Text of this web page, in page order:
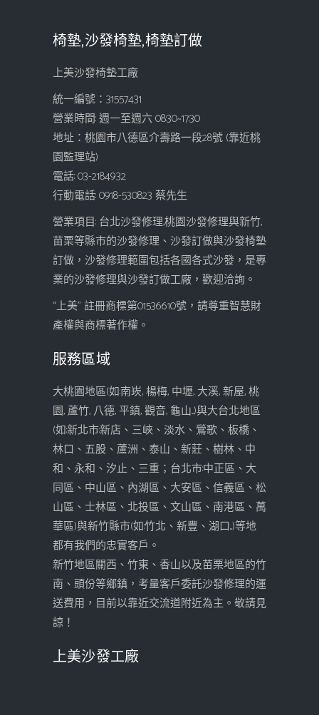
椅墊,沙發椅墊,椅墊訂做
上美沙發椅墊工廠
統一編號：31557431
營業時間: 週一至週六 08:30~17:30
地址：桃園市八德區介壽路一段28號 (靠近桃
園監理站)
電話: 03-2184932
行動電話: 0918-530823 蔡先生
營業項目: 台北沙發修理,桃園沙發修理與新竹,
苗栗等縣市的沙發修理、沙發訂做與沙發椅墊
訂做，沙發修理範圍包括各國各式沙發，是專
業的沙發修理與沙發訂做工廠，歡迎洽詢。
“上美” 註冊商標第01536610號，請尊重智慧財
產權與商標著作權。
服務區域
大桃園地區(如:南崁, 楊梅, 中壢, 大溪, 新屋, 桃
園, 蘆竹, 八德, 平鎮, 觀音, 龜山...)與大台北地區
(如:新北市:新店、三峽、淡水、鶯歌、板橋、
林口、五股、蘆洲、泰山、新莊、樹林、中
和、永和、汐止、三重；台北市:中正區、大
同區、中山區、內湖區、大安區、信義區、松
山區、士林區、北投區、文山區、南港區、萬
華區)與新竹縣市(如:竹北、新豐、湖口...)等地
都有我們的忠實客戶。
新竹地區關西、竹東、香山以及苗栗地區的竹
南、頭份等鄉鎮，考量客戶委託沙發修理的運
送費用，目前以靠近交流道附近為主。敬請見
諒！
上美沙發工廠